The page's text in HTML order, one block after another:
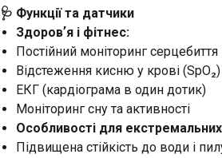
🩺 Функції та датчики
Здоровʼя і фітнес:
Постійний моніторинг
Відстеження кисню у крові (SpO₂)
ЕКГ (кардіограма в один дотик)
Моніторинг сну та активності
Особливості для
Підвищена стійкість до води і